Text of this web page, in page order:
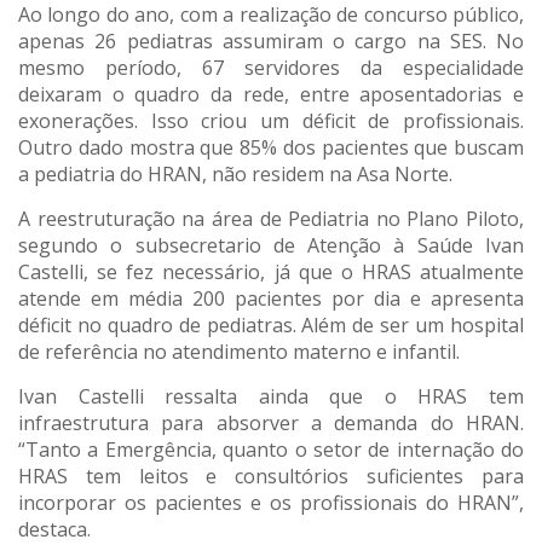
Ao longo do ano, com a realização de concurso público,
apenas 26 pediatras assumiram o cargo na SES. No
mesmo período, 67 servidores da especialidade
deixaram o quadro da rede, entre aposentadorias e
exonerações. Isso criou um déficit de profissionais.
Outro dado mostra que 85% dos pacientes que buscam
a pediatria do HRAN, não residem na Asa Norte.
A reestruturação na área de Pediatria no Plano Piloto,
segundo o subsecretario de Atenção à Saúde Ivan
Castelli, se fez necessário, já que o HRAS atualmente
atende em média 200 pacientes por dia e apresenta
déficit no quadro de pediatras. Além de ser um hospital
de referência no atendimento materno e infantil.
Ivan Castelli ressalta ainda que o HRAS tem
infraestrutura para absorver a demanda do HRAN.
“Tanto a Emergência, quanto o setor de internação do
HRAS tem leitos e consultórios suficientes para
incorporar os pacientes e os profissionais do HRAN”,
destaca.